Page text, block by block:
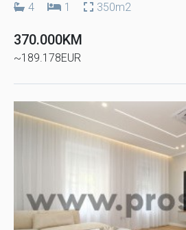
4 1 350m2
370.000KM
~189.178EUR